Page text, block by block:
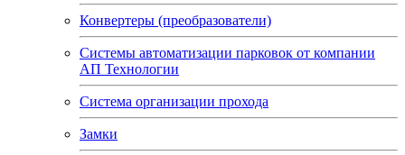
Конвертеры (преобразователи)
Системы автоматизации парковок от компании
АП Технологии
Система организации прохода
Замки